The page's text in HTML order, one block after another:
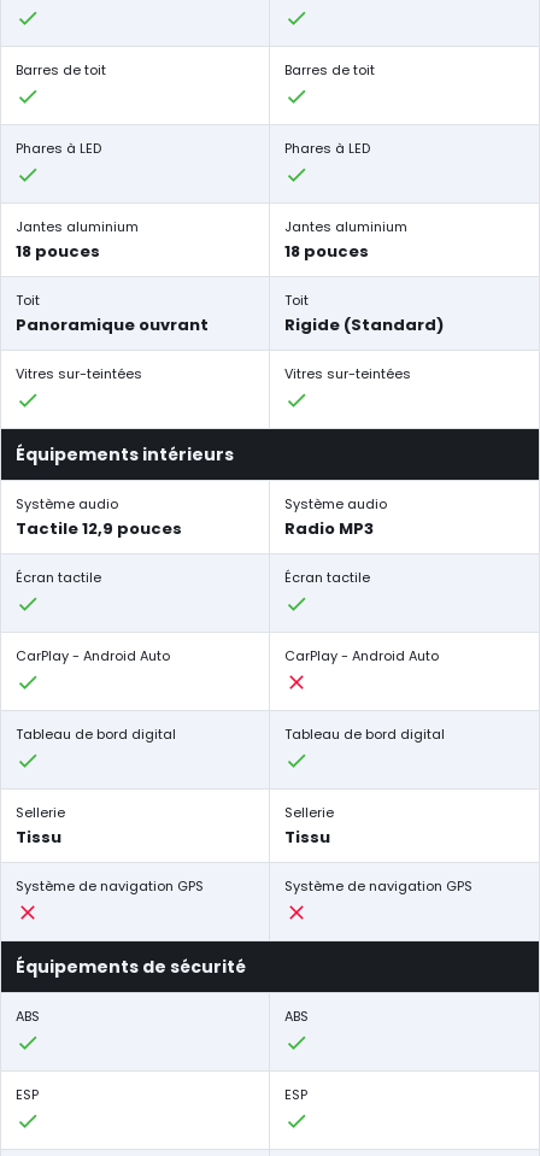
Barres de toit Barres de toit
Phares à LED Phares à LED
Jantes aluminium
18 pouces
Jantes aluminium
18 pouces
Toit
Panoramique ouvrant
Toit
Rigide (Standard)
Vitres sur-teintées Vitres sur-teintées
Équipements intérieurs
Système audio
Tactile 12,9 pouces
Système audio
Radio MP3
Écran tactile Écran tactile
CarPlay - Android Auto CarPlay - Android Auto
Tableau de bord digital Tableau de bord digital
Sellerie
Tissu
Sellerie
Tissu
Système de navigation GPS Système de navigation GPS
Équipements de sécurité
ABS ABS
ESP ESP